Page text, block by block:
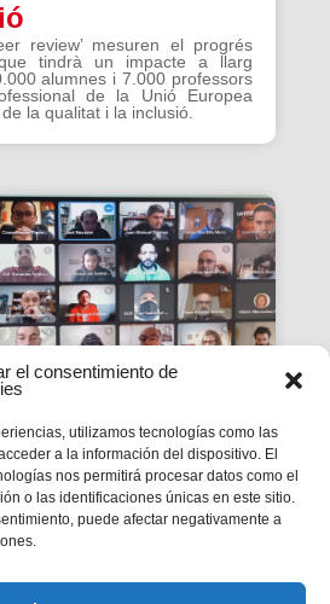
el consentimiento de
utilizamos tecnologías como las
a la información del dispositivo. El
nos permitirá procesar datos como el
o las identificaciones únicas en este sitio.
puede afectar negativamente a
review’ mesuren el progrés
tindrà un impacte a llarg
alumnes i 7.000 professors
de la Unió Europea
la qualitat i la inclusió.
2022
camí de